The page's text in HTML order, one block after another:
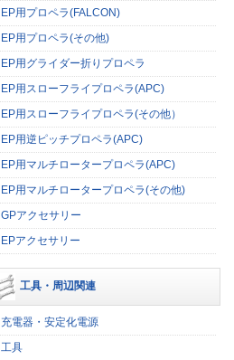
EP用プロペラ(FALCON)
EP用プロペラ(その他)
EP用グライダー折りプロペラ
EP用スローフライプロペラ(APC)
EP用スローフライプロペラ(その他）
EP用逆ピッチプロペラ(APC)
EP用マルチロータープロペラ(APC)
EP用マルチロータープロペラ(その他)
GPアクセサリー
EPアクセサリー
工具・周辺関連
充電器・安定化電源
工具